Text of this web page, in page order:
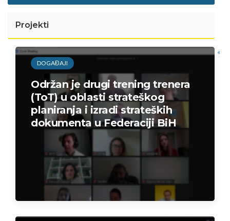
Projekti
DOGAĐAJI
Održan je drugi trening trenera
(ToT) u oblasti strateškog
planiranja i izradi strateških
dokumenta u Federaciji BiH
«